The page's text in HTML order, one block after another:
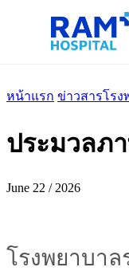
หน้าแรก ข่าวสารโร
ประมวลภ
June 22 / 2026
โรงพยาบา